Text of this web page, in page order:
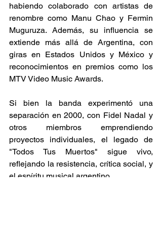
habiendo colaborado con artistas de
renombre como Manu Chao y Fermin
Muguruza. Además, su influencia se
extiende más allá de Argentina, con
giras en Estados Unidos y México y
reconocimientos en premios como los
MTV Video Music Awards.
Si bien la banda experimentó una
separación en 2000, con Fidel Nadal y
otros miembros emprendiendo
proyectos individuales, el legado de
"Todos Tus Muertos" sigue vivo,
reflejando la resistencia, crítica social, y
el espíritu musical argentino.